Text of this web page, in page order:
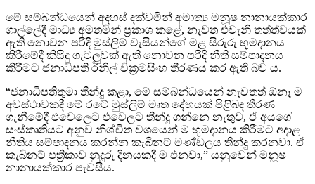
මේ සම්බන්ධයෙන් අදහස් දක්වමින් අමාත්‍ය මනූෂ නානායක්කාර
ගාල්ලේදී මාධ්‍ය අමතමින් ප්‍රකාශ කළේ, නැවත එවැනි තත්ත්වයක්
ඇති නොවන පරිදි මුස්ලිම් වැසියන්ගේ මළ සිරුරු භූමදානය
කිරීමේදී කිසිදු ගැටලුවක් ඇති නොවන පරිදි නීති සම්පාදනය
කිරීමට ජනාධිපති රනිල් වික්‍රමසිංහ තීරණය කර ඇති බව ය.
“ජනාධිපතිතුමා තීන්දු කළා, මේ සම්බන්ධයෙන් නැවතත් ඕනෑ ම
අවස්ථාවකදී මේ රටේ මුස්ලිම් මෘත දේහයක් පිළිබඳ තීරණ
ගැනීමේදී එවෙලෙට එවෙලට තීන්දු ගන්නෙ නැතුව, ඒ අයගේ
සංස්කෘතියට අනුව නිශ්චිත වශයෙන් ම භූමදානය කිරීමට අදාළ
නීතිය සම්පාදනය කරන්න කැබිනට් මණ්ඩලය තීන්දු කරනවා. ඒ
කැබිනට් පත්‍රිකාව නුදුරු දිනයකදී ම එනවා,” යනුවෙන් මනූෂ
නානායක්කාර පැවසීය.